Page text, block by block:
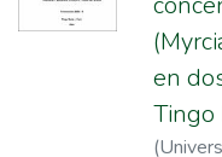
vacío
de
totales
en
Tingo
(